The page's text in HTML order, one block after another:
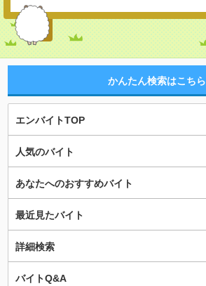
かんたん検索はこちら
エンバイトTOP
人気のバイト
あなたへのおすすめバイト
最近見たバイト
詳細検索
バイトQ&A